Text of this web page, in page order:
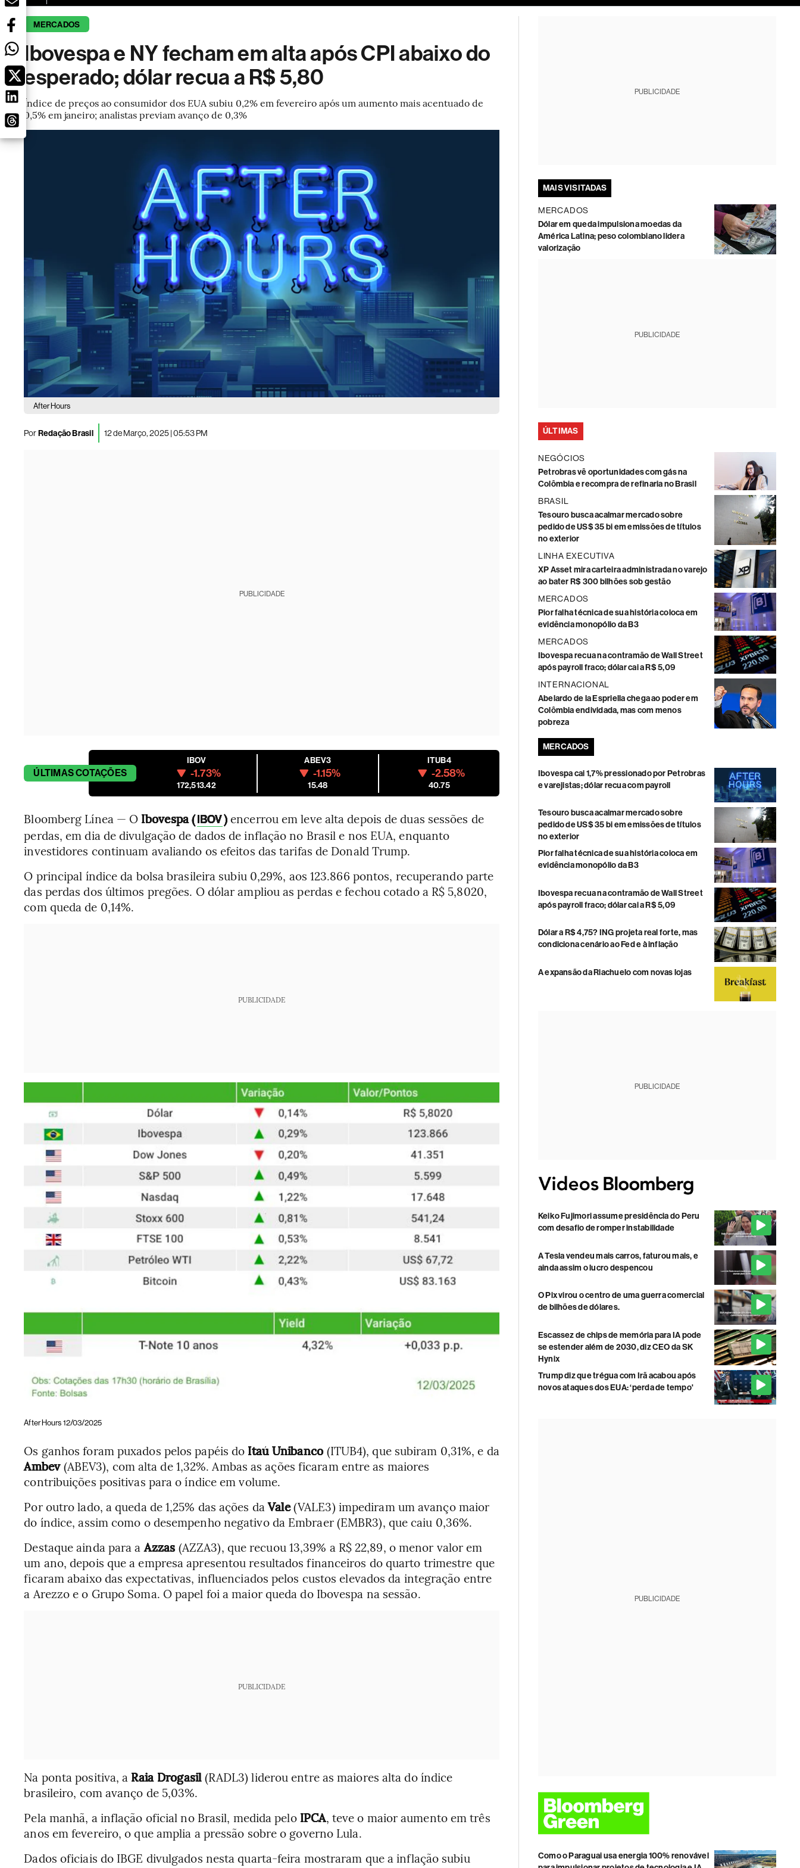
MERCADOS
Ibovespa e NY fecham em alta após CPI abaixo do
esperado; dólar recua a R$ 5,80
Índice de preços ao consumidor dos EUA subiu 0,2% em fevereiro após um aumento mais acentuado de
0,5% em janeiro; analistas previam avanço de 0,3%
After Hours
PorRedação Brasil 12 de Março, 2025 | 05:53 PM
PUBLICIDADE
ÚLTIMASCOTAÇÕES
IBOV
-1.73%
172,513.42
ABEV3
-1.15%
15.48
ITUB4
-2.58%
40.75
Bloomberg Línea — O Ibovespa (IBOV)encerrou em leve alta depois de duas sessões de
perdas, em dia de divulgação de dados de inflação no Brasil e nos EUA, enquanto
investidores continuam avaliando os efeitos das tarifas de Donald Trump.
O principal índice da bolsa brasileira subiu 0,29%, aos 123.866 pontos, recuperando parte
das perdas dos últimos pregões. O dólar ampliou as perdas e fechou cotado a R$ 5,8020,
com queda de 0,14%.
PUBLICIDADE
After Hours 12/03/2025
Os ganhos foram puxados pelos papéis do Itaú Unibanco(ITUB4), que subiram 0,31%, e da
Ambev(ABEV3), com alta de 1,32%. Ambas as ações ficaram entre as maiores
contribuições positivas para o índice em volume.
Por outro lado, a queda de 1,25% das ações daVale(VALE3) impediram um avanço maior
do índice, assim como o desempenho negativo da Embraer (EMBR3), que caiu 0,36%.
Destaque ainda para aAzzas (AZZA3), que recuou 13,39% a R$ 22,89, o menor valor em
um ano, depois que a empresa apresentou resultados financeiros do quarto trimestre que
ficaram abaixo das expectativas, influenciados pelos custos elevados da integração entre
a Arezzo e o Grupo Soma. O papel foi a maior queda do Ibovespa na sessão.
PUBLICIDADE
Na ponta positiva, a Raia Drogasil(RADL3) liderou entre as maiores alta do índice
brasileiro, com avanço de 5,03%.
Pela manhã, a inflação oficial no Brasil, medida pelo IPCA, teve o maior aumento em três
anos em fevereiro, o que amplia a pressão sobre o governo Lula.
Dados oficiais do IBGE divulgados nesta quarta-feira mostraram que a inflação subiu
PUBLICIDADE
MAIS VISITADAS
MERCADOS
Dólar em queda impulsiona moedas da
América Latina; peso colombiano lidera
valorização
PUBLICIDADE
ÚLTIMAS
NEGÓCIOS
Petrobras vê oportunidades com gás na
Colômbia e recompra de refinaria no Brasil
BRASIL
Tesouro busca acalmar mercado sobre
pedido de US$ 35 bi em emissões de títulos
no exterior
LINHA EXECUTIVA
XP Asset mira carteira administrada no varejo
ao bater R$ 300 bilhões sob gestão
MERCADOS
Pior falha técnica de sua história coloca em
evidência monopólio da B3
MERCADOS
Ibovespa recua na contramão de Wall Street
após payroll fraco; dólar cai a R$ 5,09
INTERNACIONAL
Abelardo de la Espriella chega ao poder em
Colômbia endividada, mas com menos
pobreza
MERCADOS
Ibovespa cai 1,7% pressionado por Petrobras
e varejistas; dólar recua com payroll
Tesouro busca acalmar mercado sobre
pedido de US$ 35 bi em emissões de títulos
no exterior
Pior falha técnica de sua história coloca em
evidência monopólio da B3
Ibovespa recua na contramão de Wall Street
após payroll fraco; dólar cai a R$ 5,09
Dólar a R$ 4,75? ING projeta real forte, mas
condiciona cenário ao Fed e à inflação
A expansão da Riachuelo com novas lojas
PUBLICIDADE
Keiko Fujimori assume presidência do Peru
com desafio de romper instabilidade
A Tesla vendeu mais carros, faturou mais, e
ainda assim o lucro despencou
O Pix virou o centro de uma guerra comercial
de bilhões de dólares.
Escassez de chips de memória para IA pode
se estender além de 2030, diz CEO da SK
Hynix
Trump diz que trégua com Irã acabou após
novos ataques dos EUA: ‘perda de tempo'
PUBLICIDADE
Como o Paraguai usa energia 100% renovável